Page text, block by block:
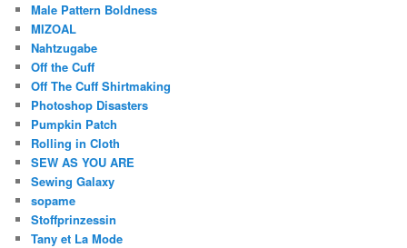
Male Pattern Boldness
MIZOAL
Nahtzugabe
Off the Cuff
Off The Cuff Shirtmaking
Photoshop Disasters
Pumpkin Patch
Rolling in Cloth
SEW AS YOU ARE
Sewing Galaxy
sopame
Stoffprinzessin
Tany et La Mode